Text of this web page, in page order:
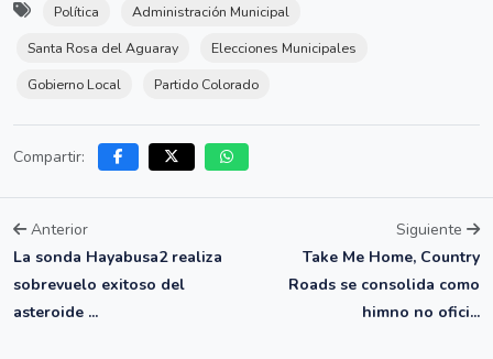
Política
Administración Municipal
Santa Rosa del Aguaray
Elecciones Municipales
Gobierno Local
Partido Colorado
Compartir:
Anterior
La sonda Hayabusa2 realiza
sobrevuelo exitoso del
asteroide ...
Siguiente
Take Me Home, Country
Roads se consolida como
himno no ofici...